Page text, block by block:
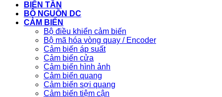
BIẾN TẦN
BỘ NGUỒN DC
CẢM BIẾN
Bộ điều khiển cảm biến
Bộ mã hóa vòng quay / Encoder
Cảm biến áp suất
Cảm biến cửa
Cảm biến hình ảnh
Cảm biến quang
Cảm biến sợi quang
Cảm biến tiệm cận